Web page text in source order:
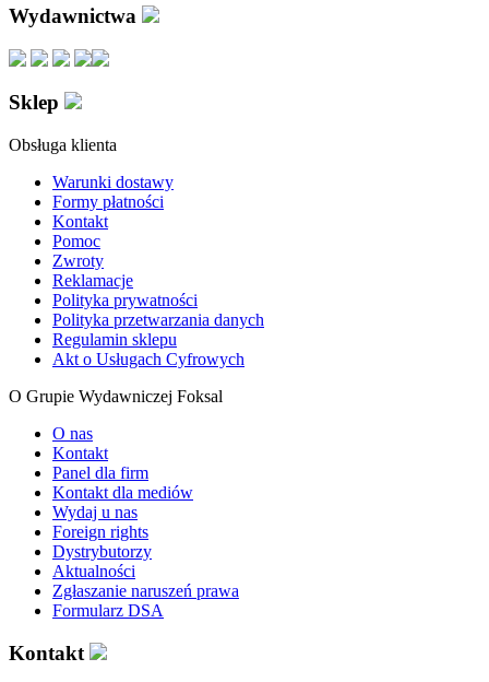
Wydawnictwa
Sklep
Obsługa klienta
Warunki dostawy
Formy płatności
Kontakt
Pomoc
Zwroty
Reklamacje
Polityka prywatności
Polityka przetwarzania danych
Regulamin sklepu
Akt o Usługach Cyfrowych
O Grupie Wydawniczej Foksal
O nas
Kontakt
Panel dla firm
Kontakt dla mediów
Wydaj u nas
Foreign rights
Dystrybutorzy
Aktualności
Zgłaszanie naruszeń prawa
Formularz DSA
Kontakt